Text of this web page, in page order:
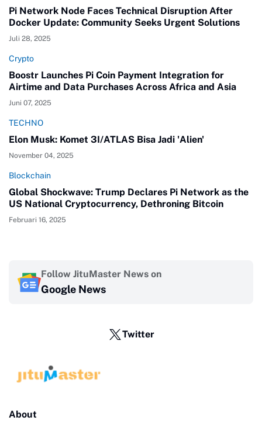
Pi Network Node Faces Technical Disruption After
Docker Update: Community Seeks Urgent Solutions
Juli 28, 2025
Crypto
Boostr Launches Pi Coin Payment Integration for
Airtime and Data Purchases Across Africa and Asia
Juni 07, 2025
TECHNO
Elon Musk: Komet 3I/ATLAS Bisa Jadi 'Alien'
November 04, 2025
Blockchain
Global Shockwave: Trump Declares Pi Network as the
US National Cryptocurrency, Dethroning Bitcoin
Februari 16, 2025
Follow JituMaster News on
Google News
Twitter
About